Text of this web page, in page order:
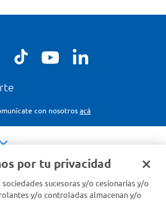
con nosotros acá
por tu privacidad
sociedades sucesoras y/o cesionarias y/o
y/o controladas almacenan y/o